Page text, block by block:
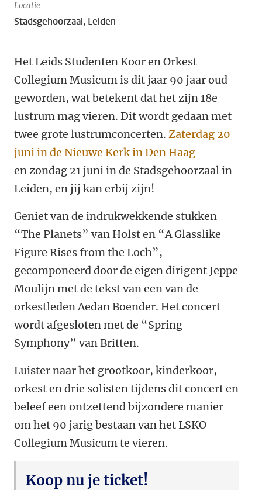
Locatie
Stadsgehoorzaal, Leiden
Het Leids Studenten Koor en Orkest
Collegium Musicum is dit jaar 90 jaar oud
geworden, wat betekent dat het zijn 18e
lustrum mag vieren. Dit wordt gedaan met
twee grote lustrumconcerten. Zaterdag 20
juni in de Nieuwe Kerk in Den Haag
en zondag 21 juni in de Stadsgehoorzaal in
Leiden, en jij kan erbij zijn!
Geniet van de indrukwekkende stukken
“The Planets” van Holst en “A Glasslike
Figure Rises from the Loch”,
gecomponeerd door de eigen dirigent Jeppe
Moulijn met de tekst van een van de
orkestleden Aedan Boender. Het concert
wordt afgesloten met de “Spring
Symphony” van Britten.
Luister naar het grootkoor, kinderkoor,
orkest en drie solisten tijdens dit concert en
beleef een ontzettend bijzondere manier
om het 90 jarig bestaan van het LSKO
Collegium Musicum te vieren.
Koop nu je ticket!